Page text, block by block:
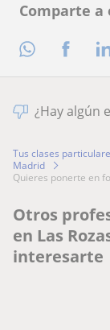
Comparte a
¿Hay algún
Tus clases
Madrid
quieres ponerte en
Otros
en Las
interesarte